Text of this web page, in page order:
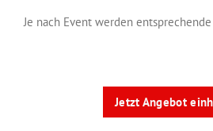
Je nach Event werden
Jetzt Angebot